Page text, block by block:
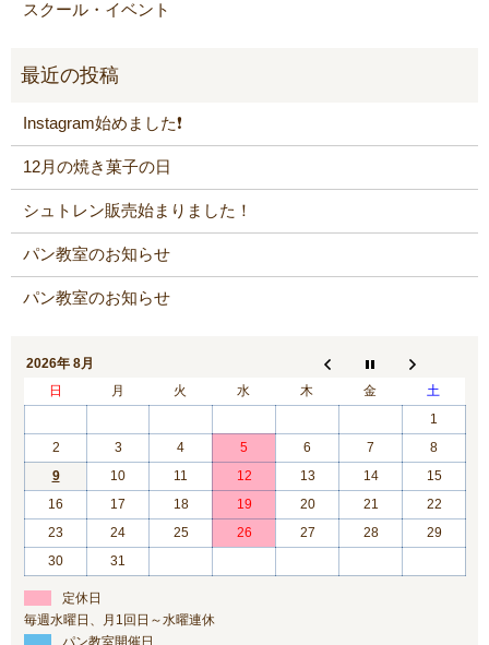
スクール・イベント
Instagram始めました❗️
12月の焼き菓子の日
シュトレン販売始まりました！
パン教室のお知らせ
パン教室のお知らせ
2026年 8月
日
月 火 水 木 金
土
1
2
3 4 5 6 7
8
9
10 11 12 13 14
15
16
17 18 19 20 21
22
23
24 25 26 27 28
29
30
31
定休日
毎週水曜日、月1回日～水曜連休
パン教室開催日